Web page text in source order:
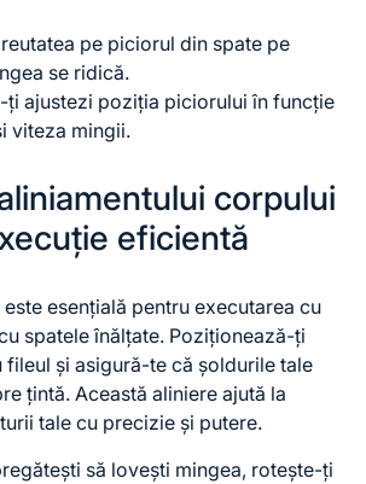
pe piciorul din spate pe
se ridică.
ți ajustezi poziția piciorului în funcție
viteza mingii.
corpului
eficientă
esențială pentru executarea cu
spatele înălțate. Poziționează-ți
fileul și asigură-te că șoldurile tale
țintă. Această aliniere ajută la
tale cu precizie și putere.
să lovești mingea, rotește-ți